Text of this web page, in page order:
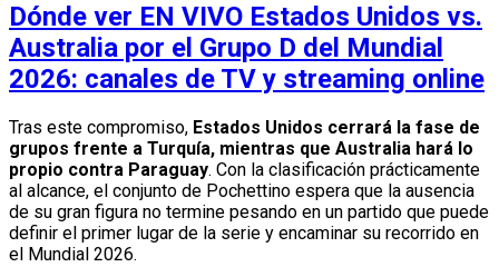
Dónde ver EN VIVO Estados Unidos vs.
Australia por el Grupo D del Mundial
2026: canales de TV y streaming online
Tras este compromiso, Estados Unidos cerrará la fase de
grupos frente a Turquía, mientras que Australia hará lo
propio contra Paraguay. Con la clasificación prácticamente
al alcance, el conjunto de Pochettino espera que la ausencia
de su gran figura no termine pesando en un partido que puede
definir el primer lugar de la serie y encaminar su recorrido en
el Mundial 2026.